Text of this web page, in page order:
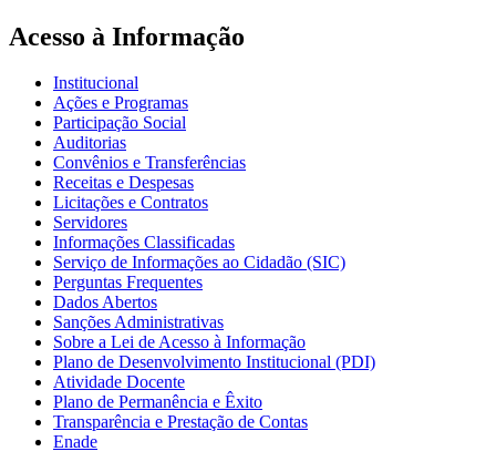
Acesso à Informação
Institucional
Ações e Programas
Participação Social
Auditorias
Convênios e Transferências
Receitas e Despesas
Licitações e Contratos
Servidores
Informações Classificadas
Serviço de Informações ao Cidadão (SIC)
Perguntas Frequentes
Dados Abertos
Sanções Administrativas
Sobre a Lei de Acesso à Informação
Plano de Desenvolvimento Institucional (PDI)
Atividade Docente
Plano de Permanência e Êxito
Transparência e Prestação de Contas
Enade